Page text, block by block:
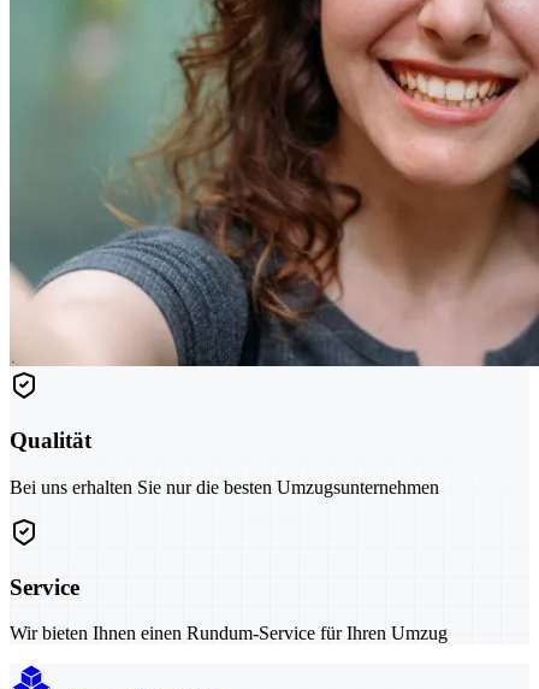
Qualität
Bei uns erhalten Sie nur die besten Umzugsunternehmen
Service
Wir bieten Ihnen einen Rundum-Service für Ihren Umzug